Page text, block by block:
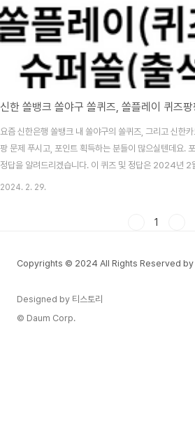
요즘 신한은행 쏠뱅크 내 쏠야구의 쏠퀴즈, 그리고 신한
팡 문제 푸시고, 포인트 획득하는 분들이 많으실텐데요.
정답을 알려드리겠습니다. 이 퀴즈 및 정답은 2024년 2
전쟁 시청률 맞추기 이벤트 알아보기 목차 신한 쏠뱅크
은 모두 월 5,50..
2024. 2. 29.
1
Copyrights © 2024 All Rights Reserved by
Designed by 티스토리
© Daum Corp.